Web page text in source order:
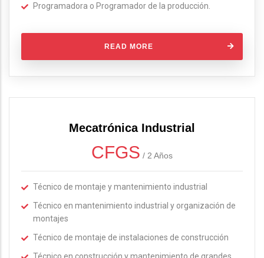
Programadora o Programador de la producción.
READ MORE
Mecatrónica Industrial
CFGS / 2 Años
Técnico de montaje y mantenimiento industrial
Técnico en mantenimiento industrial y organización de
montajes
Técnico de montaje de instalaciones de construcción